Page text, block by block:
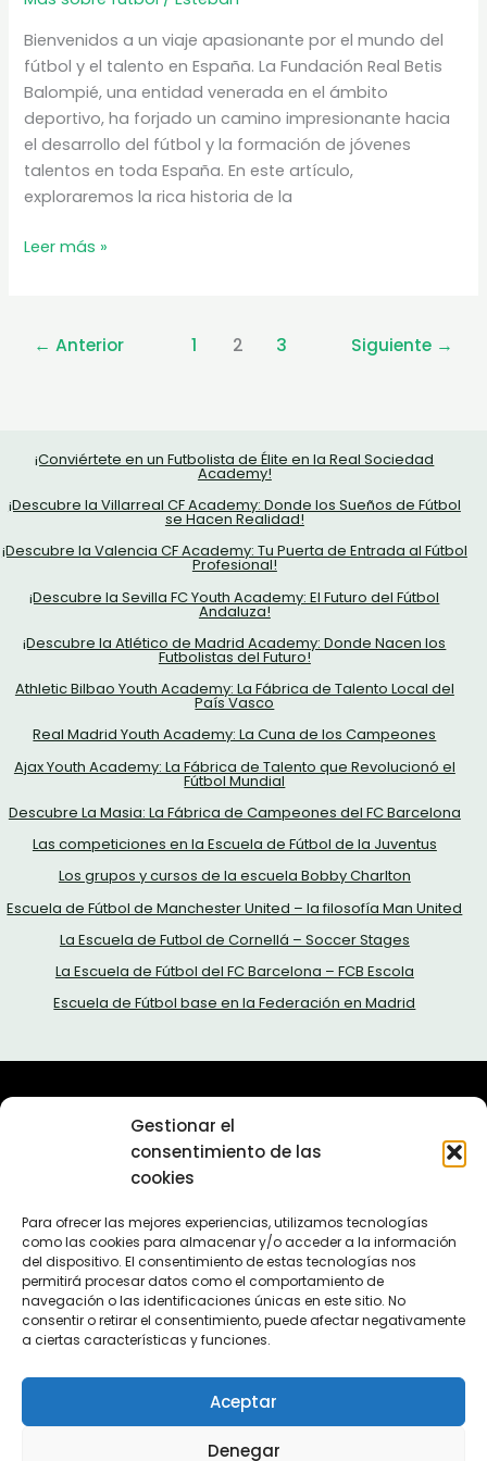
Gestionar el
consentimiento de las
cookies
Para ofrecer las mejores experiencias, utilizamos tecnologías
como las cookies para almacenar y/o acceder a la información
del dispositivo. El consentimiento de estas tecnologías nos
permitirá procesar datos como el comportamiento de
navegación o las identificaciones únicas en este sitio. No
consentir o retirar el consentimiento, puede afectar negativamente
a ciertas características y funciones.
Aceptar
Denegar
Bienvenidos a un viaje apasionante por el mundo del
fútbol y el talento en España. La Fundación Real Betis
Balompié, una entidad venerada en el ámbito
deportivo, ha forjado un camino impresionante hacia
el desarrollo del fútbol y la formación de jóvenes
talentos en toda España. En este artículo,
exploraremos la rica historia de la
Fundación
Leer más »
← Anterior 1 2 3 Siguiente →
¡Conviértete en un Futbolista de Élite en la Real Sociedad
Academy!
¡Descubre la Villarreal CF Academy: Donde los Sueños de Fútbol
se Hacen Realidad!
¡Descubre la Valencia CF Academy: Tu Puerta de Entrada al Fútbol
Profesional!
¡Descubre la Sevilla FC Youth Academy: El Futuro del Fútbol
Andaluza!
¡Descubre la Atlético de Madrid Academy: Donde Nacen los
Futbolistas del Futuro!
Athletic Bilbao Youth Academy: La Fábrica de Talento Local del
País Vasco
Real Madrid Youth Academy: La Cuna de los Campeones
Ajax Youth Academy: La Fábrica de Talento que Revolucionó el
Fútbol Mundial
Descubre La Masia: La Fábrica de Campeones del FC Barcelona
Las competiciones en la Escuela de Fútbol de la Juventus
Los grupos y cursos de la escuela Bobby Charlton
Escuela de Fútbol de Manchester United – la filosofía Man United
La Escuela de Futbol de Cornellá – Soccer Stages
La Escuela de Fútbol del FC Barcelona – FCB Escola
Escuela de Fútbol base en la Federación en Madrid
Sobre nosotros
Política de privacidad
Política de cookies (UE)
Contacta con nosotros
En 2011 lanzamos el proyecto Escuelas de Fútbol. Más de
10 años después seguimos aquí, ofreciendole la mejor
información sobre escuelas de fútbol.